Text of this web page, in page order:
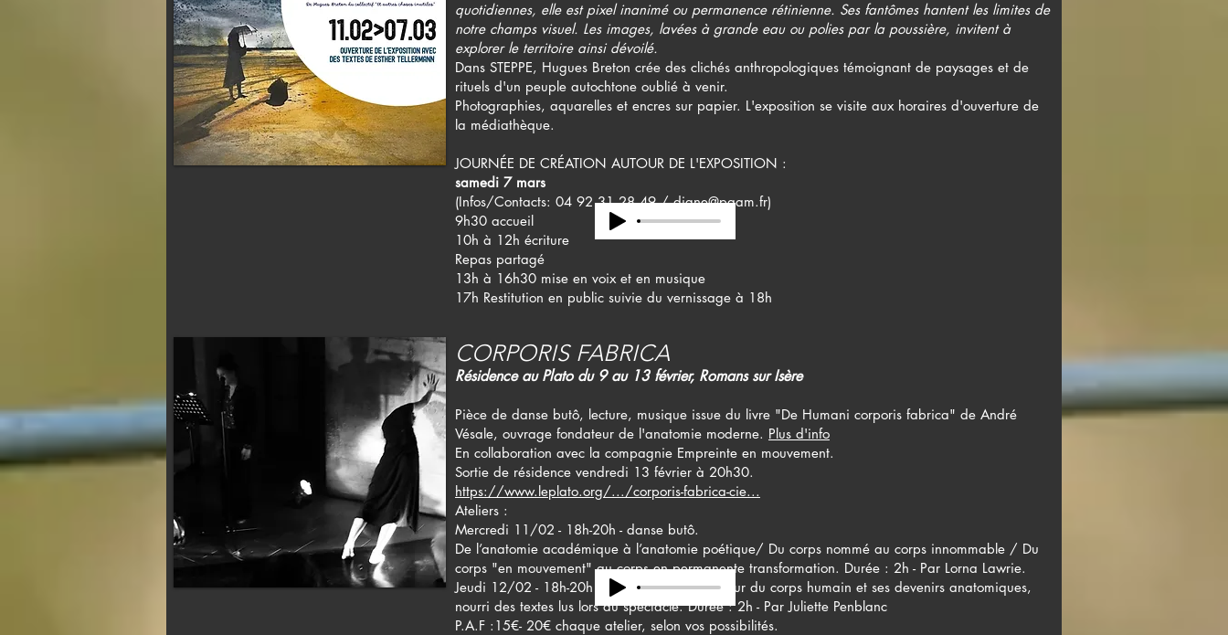
quotidiennes, elle est pixel inanimé ou permanence rétinienne. Ses fantômes hantent les limites de
notre champs visuel. Les images, lavées à grande eau ou polies par la poussière, invitent à
explorer le territoire ainsi dévoilé.
Dans STEPPE, Hugues Breton crée des clichés anthropologiques témoignant de paysages et de
rituels d'un peuple autochtone oublié à venir.
Photographies, aquarelles et encres sur papier. L'exposition se visite aux horaires d'ouverture de
la médiathèque.
JOURNÉE DE CRÉATION AUTOUR DE L'EXPOSITION :
samedi 7 mars
(Infos/Contacts: 04 92 31 28 49 /digne@paam.fr)
9h30 accueil
10h à 12h écriture
Repas partagé
13h à 16h30 mise en voix et en musique
17h Restitution en public suivie du vernissage à 18h
CORPORIS FABRICA
Résidence au Plato du 9 au 13 février, Romans sur Isère
Pièce de danse butô, lecture, musique issue du livre "De Humani corporis fabrica" de André
Vésale, ouvrage fondateur de l'anatomie moderne. Plus d'info
En collaboration avec la compagnie Empreinte en mouvement.
Sortie de résidence vendredi 13 février à 20h30.
https://www.leplato.org/.../corporis-fabrica-cie...
Ateliers :
Mercredi 11/02 - 18h-20h - danse butô.
De l’anatomie académique à l’anatomie poétique/ Du corps nommé au corps innommable / Du
corps "en mouvement" au corps en permanente transformation. Durée : 2h - Par Lorna Lawrie.
Jeudi 12/02 - 18h-20h - Atelier d’écriture autour du corps humain et ses devenirs anatomiques,
nourri des textes lus lors du spectacle. Durée : 2h - Par Juliette Penblanc
P.A.F :15€- 20€ chaque atelier, selon vos possibilités.